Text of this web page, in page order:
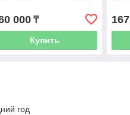
000₸
Купить
год